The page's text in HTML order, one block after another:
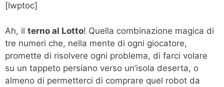
[lwptoc]
Ah, il terno al Lotto! Quella combinazione magica di
tre numeri che, nella mente di ogni giocatore,
promette di risolvere ogni problema, di farci volare
su un tappeto persiano verso un’isola deserta, o
almeno di permetterci di comprare quel robot da